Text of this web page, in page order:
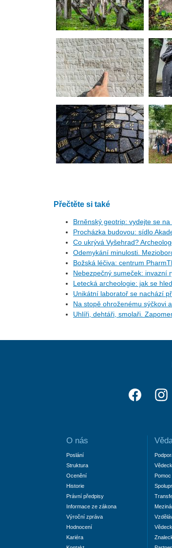
Přečtěte si také
Brněnský geotrip: vydejte se
Procházka budovou: sídlo
Co ukrývá Vyšehrad?
Odemykání minulosti.
Božská léčiva: centrum
Nebezpečný sumeček: invazní
Letecká archeologie: jak se
Unikátní laboratoř se nachází
Na stopě ohroženému sýčkovi
Uhlíři, dehtáři, smolaři.
O nás
Poslání
Struktura
Ocenění
Historie
Právní předpisy
Informace ze zákona
Výroční zpráva
Hodnocení
Kariéra